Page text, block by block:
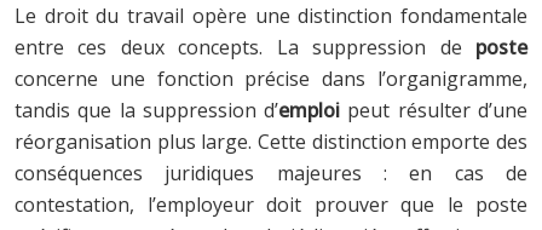
Le droit du travail opère une distinction fondamentale
entre ces deux concepts. La suppression de poste
concerne une fonction précise dans l’organigramme,
tandis que la suppression d’emploi peut résulter d’une
réorganisation plus large. Cette distinction emporte des
conséquences juridiques majeures : en cas de
contestation, l’employeur doit prouver que le poste